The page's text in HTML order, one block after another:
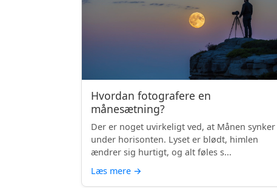
Hvordan fotografere en
månesætning?
Der er noget uvirkeligt ved, at Månen synker
under horisonten. Lyset er blødt, himlen
ændrer sig hurtigt, og alt føles s...
Læs mere →